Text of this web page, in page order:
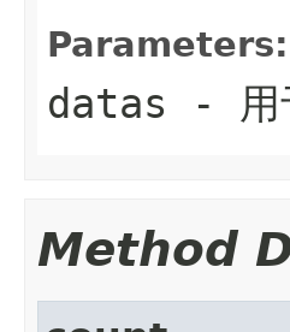
Parameters:
datas - 用
Method